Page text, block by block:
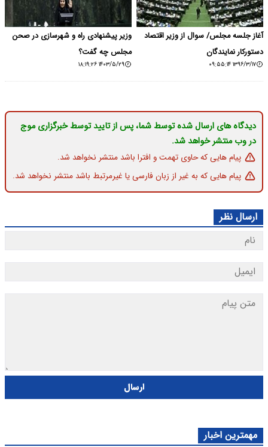
آغاز جلسه مجلس/ سوال از وزیر اقتصاد
دستورکار نمایندگان
۱۳۹۶/۳/۱۷ ۰۹:۵۵:۱۴
وزیر پیشنهادی راه و شهرسازی در صحن
مجلس چه گفت؟
۱۴۰۳/۵/۲۹ ۱۸:۱۹:۲۶
دیدگاه های ارسال شده توسط شما، پس از تایید توسط خبرگزاری موج
در وب منتشر خواهد شد.
پیام هایی که حاوی تهمت و افترا باشد منتشر نخواهد شد.
پیام هایی که به غیر از زبان فارسی یا غیرمرتبط باشد منتشر نخواهد شد.
ارسال نظر
ارسال
مهمترین اخبار